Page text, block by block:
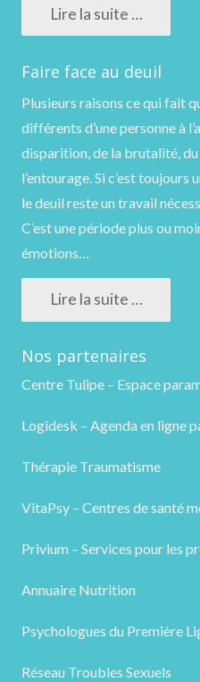
Lire la suite …
Faire face au deuil
Plusieurs raisons ce qui fait
différents d’une personne à
disparition, de la brutalité,
l’entourage. Si c’est
le deuil reste un travail
C’est une période plus ou
émotions…
Lire la suite …
Nos partenaires
Centre Tulipe – Espace
Logidesk – Agenda en ligne
Thérapie Traumatisme
VitaPsy – Centres de santé
Privium – Services pour les
Annuaire Nutrition
Psychologues du Première
Réseau Troubles Sexuels